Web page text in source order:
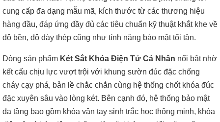
cung cấp đa dạng mẫu mã, kích thước từ các thương hiệu
hàng đầu, đáp ứng đầy đủ các tiêu chuẩn kỹ thuật khắt khe về
độ bền, độ dày thép cũng như tính năng bảo mật tối tân.
Dòng sản phẩm Két Sắt Khóa Điện Tử Cá Nhân nổi bật nhờ
kết cấu chịu lực vượt trội với khung sườn đúc đặc chống
cháy cạy phá, bản lề chắc chắn cùng hệ thống chốt khóa đúc
đặc xuyên sâu vào lòng két. Bên cạnh đó, hệ thống bảo mật
đa tầng bao gồm khóa vân tay sinh trắc học thông minh, khóa